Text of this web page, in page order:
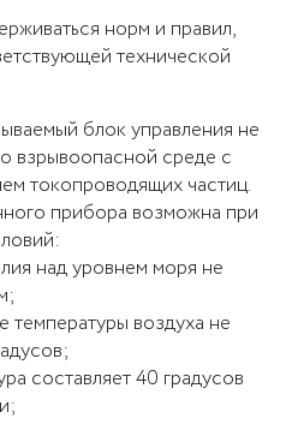
норм и правил,
технической
блок управления не
взрывоопасной среде с
токопроводящих частиц.
прибора возможна при
над уровнем моря не
температуры воздуха не
составляет 40 градусов